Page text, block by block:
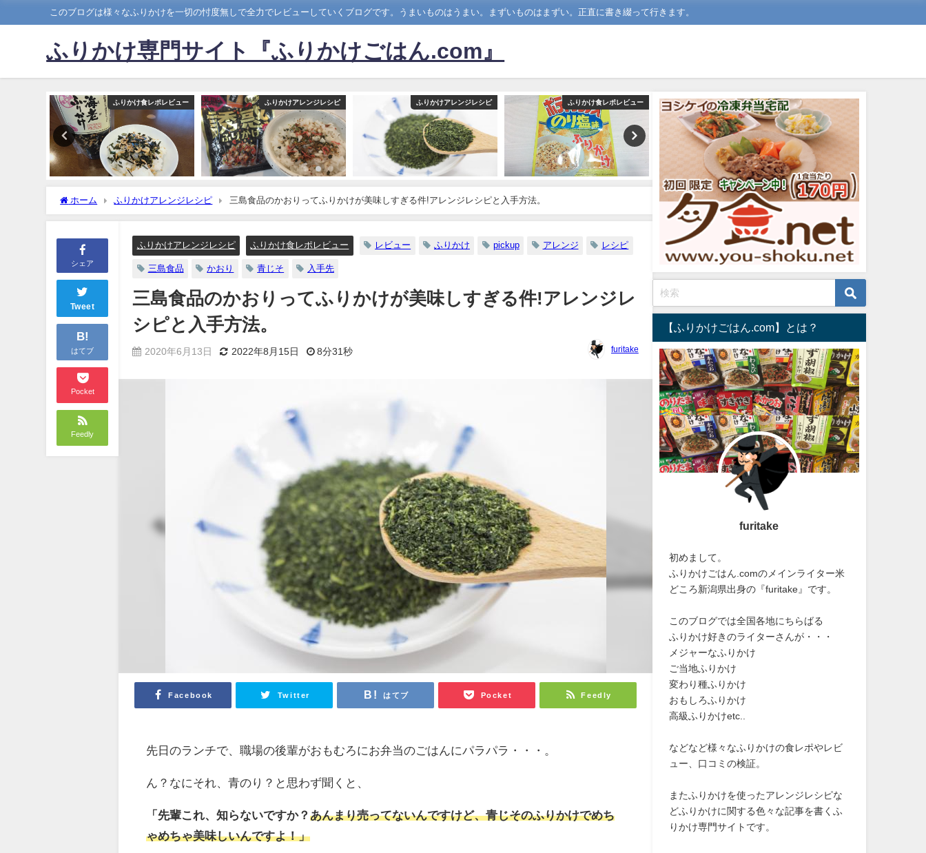
このブログは様々なふりかけを一切の忖度無しで全力でレビューしていくブログです。うまいものはうまい。まずいものはまずい。正直に書き綴って行きます。
ふりかけ専門サイト『ふりかけごはん.com』
ふりかけ食レポレビュー ふりかけアレンジレシピ ふりかけアレンジレシピ ふりかけ食レポレビュー ふりかけアレンジレシピ
ホーム ふりかけアレンジレシピ 三島食品のかおりってふりかけが美味しすぎる件!アレンジレシピと入手方法。
シェア
Tweet
B!
はてブ
Pocket
Feedly
ふりかけアレンジレシピ ふりかけ食レポレビュー レビュー ふりかけ pickup アレンジ レシピ
三島食品 かおり 青じそ 入手先
三島食品のかおりってふりかけが美味しすぎる件!アレンジレ
シピと入手方法。
2020年6月13日 2022年8月15日 8分31秒 furitake
Facebook Twitter はてブ Pocket Feedly
先日のランチで、職場の後輩がおもむろにお弁当のごはんにパラパラ・・・。
ん？なにそれ、青のり？と思わず聞くと、
「先輩これ、知らないですか？あんまり売ってないんですけど、青じそのふりかけでめち
ゃめちゃ美味しいんですよ！」
【ふりかけごはん.com】とは？
furitake
初めまして。
ふりかけごはん.comのメインライター米
どころ新潟県出身の『furitake』です。
このブログでは全国各地にちらばる
ふりかけ好きのライターさんが・・・
メジャーなふりかけ
ご当地ふりかけ
変わり種ふりかけ
おもしろふりかけ
高級ふりかけetc..
などなど様々なふりかけの食レポやレビ
ュー、口コミの検証。
またふりかけを使ったアレンジレシピな
どふりかけに関する色々な記事を書くふ
りかけ専門サイトです。